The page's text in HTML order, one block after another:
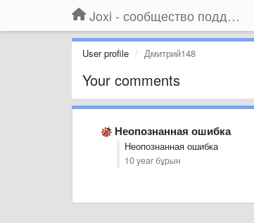
Joxi - сообщество поддержки
User profile Дмитрий148
Your comments
Неопознанная ошибка
Неопознанная ошибка
10 year бұрын